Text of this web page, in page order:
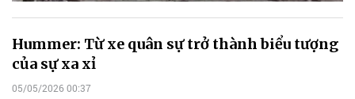
Hummer: Từ xe quân sự trở thành biểu tượng
của sự xa xỉ
05/05/2026 00:37